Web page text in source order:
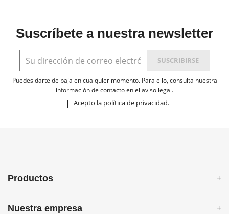
Suscríbete a nuestra newsletter
Puedes darte de baja en cualquier momento. Para ello, consulta nuestra
información de contacto en el aviso legal.
Acepto la política de privacidad.
Productos
Nuestra empresa